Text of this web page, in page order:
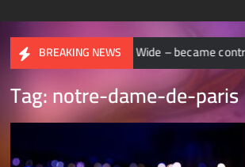
BREAKING NEWS
World Wide – became contributor ..
Tag:notre-dame-de-paris